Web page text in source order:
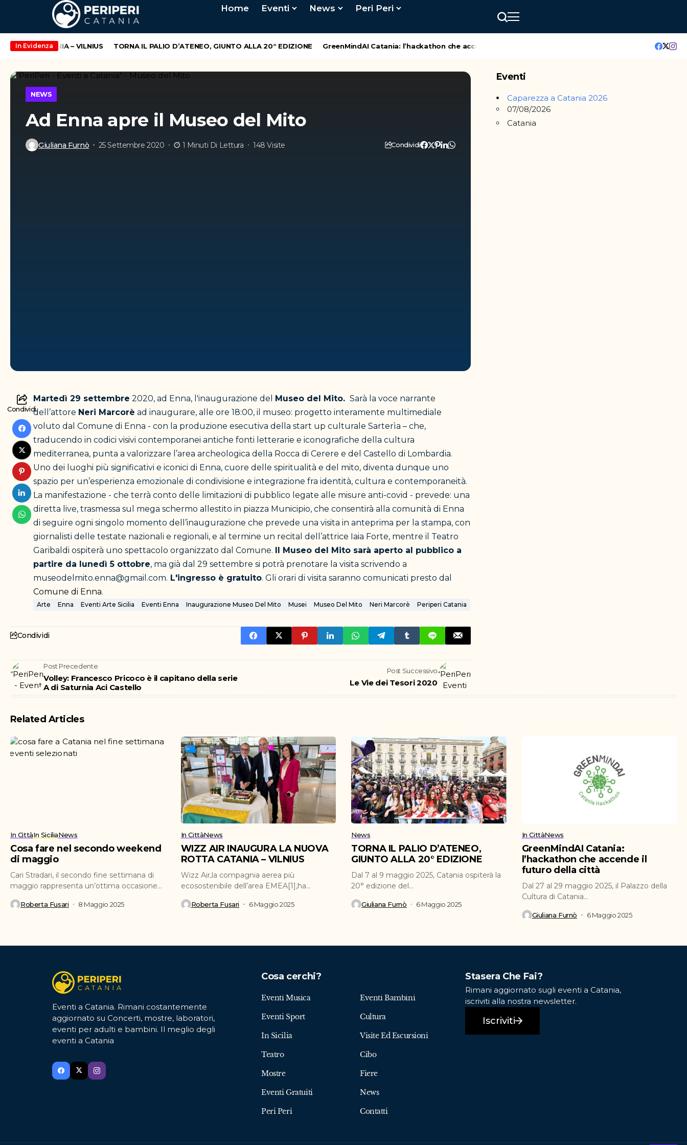
Home Eventi News Peri Peri
In Evidenza
CATANIA – VILNIUS TORNA IL PALIO D’ATENEO, GIUNTO ALLA 20° EDIZIONE GreenMindAI Catania: l’hackathon che accende il futuro della città Al via la XXI edizione di Sicilia en
NEWS
Ad Enna apre il Museo del Mito
Giuliana Furnò 25 Settembre 2020 1 Minuti Di Lettura 148 Visite Condividi
Condividi
Martedì 29 settembre 2020, ad Enna, l'inaugurazione del Museo del Mito. Sarà la voce narrante
dell’attore Neri Marcorè ad inaugurare, alle ore 18:00, il museo: progetto interamente multimediale
voluto dal Comune di Enna - con la produzione esecutiva della start up culturale Sarterìa – che,
traducendo in codici visivi contemporanei antiche fonti letterarie e iconografiche della cultura
mediterranea, punta a valorizzare l’area archeologica della Rocca di Cerere e del Castello di Lombardia.
Uno dei luoghi più significativi e iconici di Enna, cuore delle spiritualità e del mito, diventa dunque uno
spazio per un’esperienza emozionale di condivisione e integrazione fra identità, cultura e contemporaneità.
La manifestazione - che terrà conto delle limitazioni di pubblico legate alle misure anti-covid - prevede: una
diretta live, trasmessa sul mega schermo allestito in piazza Municipio, che consentirà alla comunità di Enna
di seguire ogni singolo momento dell’inaugurazione che prevede una visita in anteprima per la stampa, con
giornalisti delle testate nazionali e regionali, e al termine un recital dell’attrice Iaia Forte, mentre il Teatro
Garibaldi ospiterà uno spettacolo organizzato dal Comune. Il Museo del Mito sarà aperto al pubblico a
partire da lunedì 5 ottobre, ma già dal 29 settembre si potrà prenotare la visita scrivendo a
museodelmito.enna@gmail.com. L'ingresso è gratuito. Gli orari di visita saranno comunicati presto dal
Comune di Enna.
Arte Enna Eventi Arte Sicilia Eventi Enna Inaugurazione Museo Del Mito Musei Museo Del Mito Neri Marcorè Periperi Catania
Condividi
Post Precedente
Volley: Francesco Pricoco è il capitano della serie
A di Saturnia Aci Castello
Post Successivo
Le Vie dei Tesori 2020
Eventi
Caparezza a Catania 2026
07/08/2026
Catania
Related Articles
In CittàIn SiciliaNews
Cosa fare nel secondo weekend
di maggio
Cari Stradari, il secondo fine settimana di
maggio rappresenta un’ottima occasione
Roberta Fusari 8 Maggio 2025
In CittàNews
WIZZ AIR INAUGURA LA NUOVA
ROTTA CATANIA – VILNIUS
Wizz Air,la compagnia aerea più
ecosostenibile dell’area EMEA[1],ha
Roberta Fusari 6 Maggio 2025
News
TORNA IL PALIO D’ATENEO,
GIUNTO ALLA 20° EDIZIONE
Dal 7 al 9 maggio 2025, Catania ospiterà la
20° edizione del...
Giuliana Furnò 6 Maggio 2025
In CittàNews
GreenMindAI Catania:
l’hackathon che accende il
futuro della città
Dal 27 al 29 maggio 2025, il Palazzo della
Cultura di Catania...
Giuliana Furnò 6 Maggio 2025
Eventi a Catania. Rimani costantemente
aggiornato su Concerti, mostre, laboratori,
eventi per adulti e bambini. Il meglio degli
eventi a Catania
Cosa cerchi?
Eventi Musica Eventi Bambini
Eventi Sport Cultura
In Sicilia Visite Ed Escursioni
Teatro Cibo
Mostre Fiere
Eventi Gratuiti News
Peri Peri Contatti
Stasera Che Fai?
Rimani aggiornato sugli eventi a Catania,
iscriviti alla nostra newsletter.
Iscriviti